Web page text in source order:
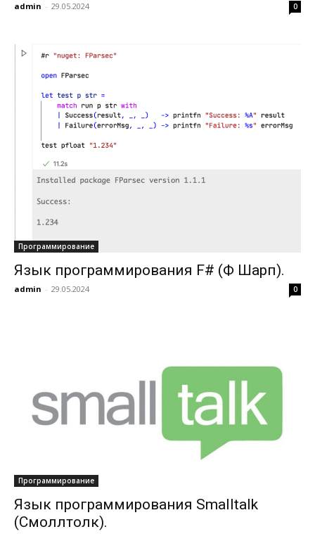
admin - 29.05.2024 0
Программирование
Язык программирования F# (Ф Шарп).
admin - 29.05.2024 0
Программирование
Язык программирования Smalltalk
(Смоллтолк).